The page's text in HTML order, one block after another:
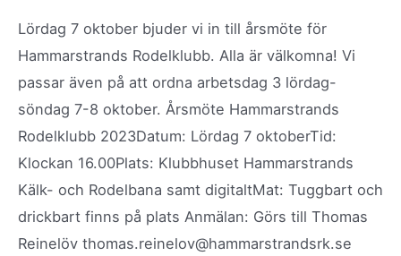
riktigt
Lördag 7 oktober bjuder vi in till årsmöte för
Hammarstrands Rodelklubb. Alla är välkomna! Vi
passar även på att ordna arbetsdag 3 lördag-
söndag 7-8 oktober. Årsmöte Hammarstrands
Rodelklubb 2023Datum: Lördag 7 oktoberTid:
Klockan 16.00Plats: Klubbhuset Hammarstrands
Kälk- och Rodelbana samt digitaltMat: Tuggbart och
drickbart finns på plats Anmälan: Görs till Thomas
Reinelöv thomas.reinelov@hammarstrandsrk.se